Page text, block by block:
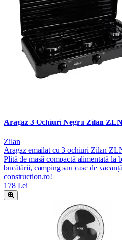
Aragaz 3 Ochiuri Negru Zilan
Zilan
Aragaz emailat cu 3 ochiuri Zilan
Plită de masă compactă alimentată la
bucătării, camping sau case de
construction.ro!
178 Lei